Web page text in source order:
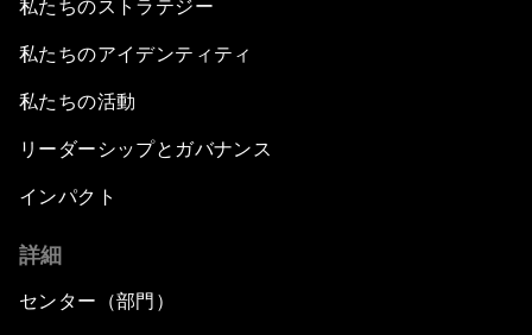
私たちのストラテジー
私たちのアイデンティティ
私たちの活動
リーダーシップとガバナンス
インパクト
詳細
センター（部門）